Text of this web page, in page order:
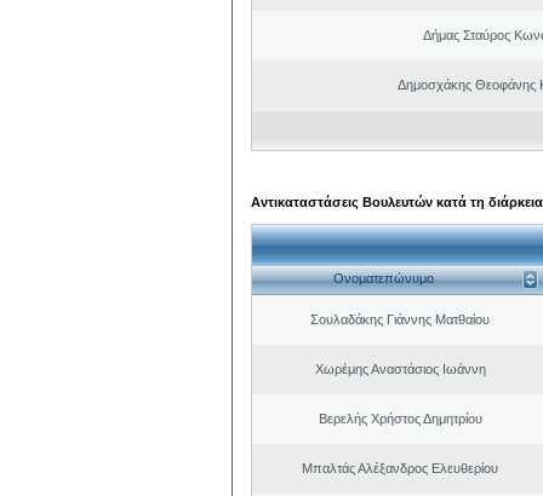
Δήμας Σταύρος
Δημοσχάκης Θεοφάνης
Αντικαταστάσεις Βουλευτών κατά τη
Ονοματεπώνυμο
Σουλαδάκης Γιάννης Ματθαίου
Χωρέμης Αναστάσιος Ιωάννη
Βερελής Χρήστος Δημητρίου
Μπαλτάς Αλέξανδρος Ελευθερίου